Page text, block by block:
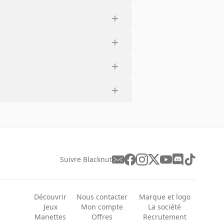
Suivre Blacknut
Découvrir
Jeux
Manettes
Nous contacter
Mon compte
Offres
Marque et logo
La société
Recrutement